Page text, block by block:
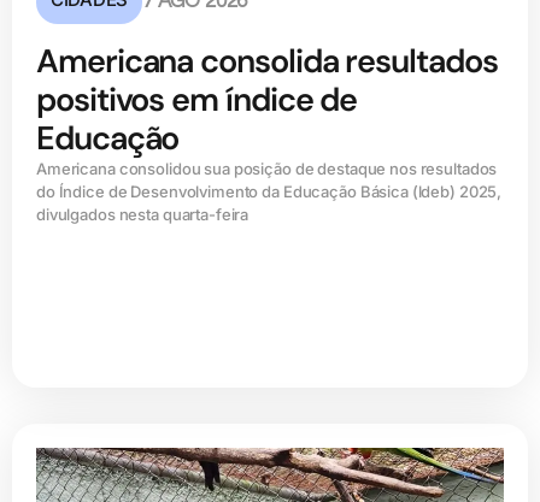
Americana consolida resultados
positivos em índice de
Educação
Americana consolidou sua posição de destaque nos resultados
do Índice de Desenvolvimento da Educação Básica (ldeb) 2025,
divulgados nesta quarta-feira